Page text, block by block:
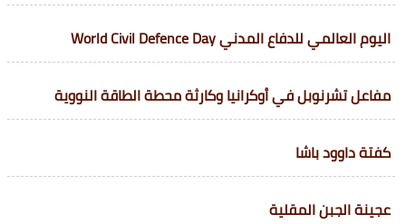
اليوم العالمي للدفاع المدني World Civil Defence Day
مفاعل تشرنوبل في أوكرانيا وكارثة محطة الطاقة النووية
كفتة داوود باشا
عجينة الجبن المقلية